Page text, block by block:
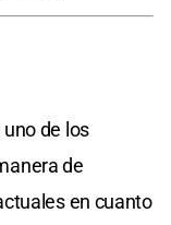
de los
de
en cuanto